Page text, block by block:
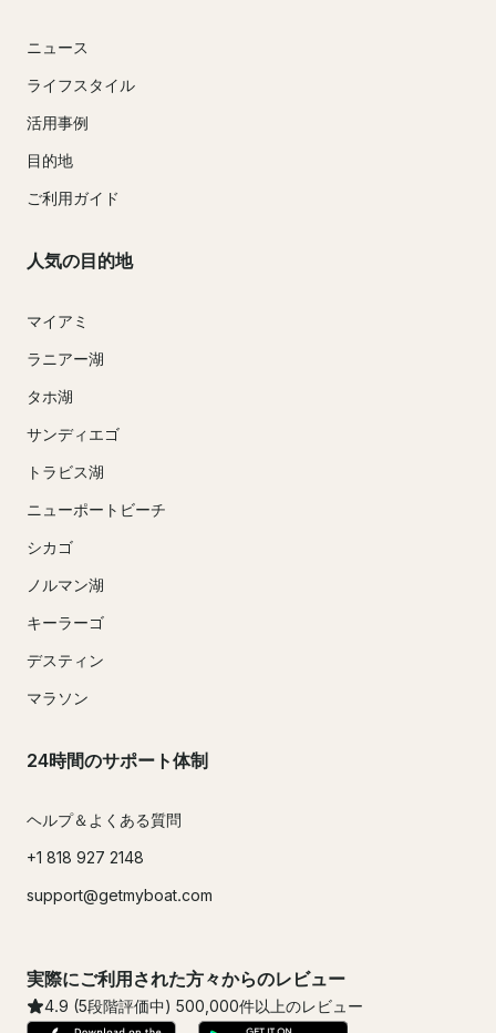
ニュース
ライフスタイル
活用事例
目的地
ご利用ガイド
人気の目的地
マイアミ
ラニアー湖
タホ湖
サンディエゴ
トラビス湖
ニューポートビーチ
シカゴ
ノルマン湖
キーラーゴ
デスティン
マラソン
24時間のサポート体制
ヘルプ＆よくある質問
+1 818 927 2148
support@getmyboat.com
実際にご利用された方々からのレビュー
4.9 (5段階評価中) 500,000件以上のレビュー